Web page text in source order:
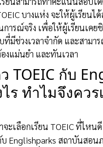
บางแห่ง จะให้ผู้เรียนไ
การณ์จริง เพื่อให้ผู้เรียนเค
มีช่วงเวลาจำกัด และสามา
องแม่นยำ และทันเวลา
TOEIC กับ
ร ทำไมจึงคว
จะเลือกเรียน TOEIC ที่ไหน
บ Englishparks สถาบันสอ